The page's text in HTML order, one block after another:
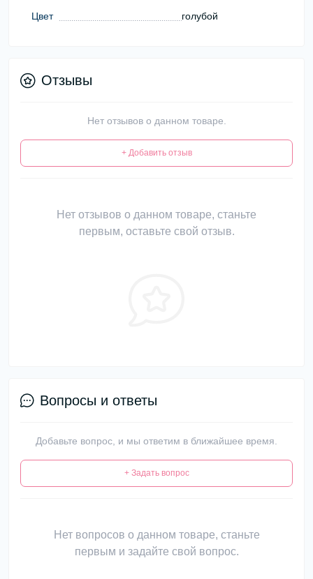
Цвет голубой
Отзывы
Нет отзывов о данном товаре.
+ Добавить отзыв
Нет отзывов о данном товаре, станьте
первым, оставьте свой отзыв.
Вопросы и ответы
Добавьте вопрос, и мы ответим в ближайшее время.
+ Задать вопрос
Нет вопросов о данном товаре, станьте
первым и задайте свой вопрос.